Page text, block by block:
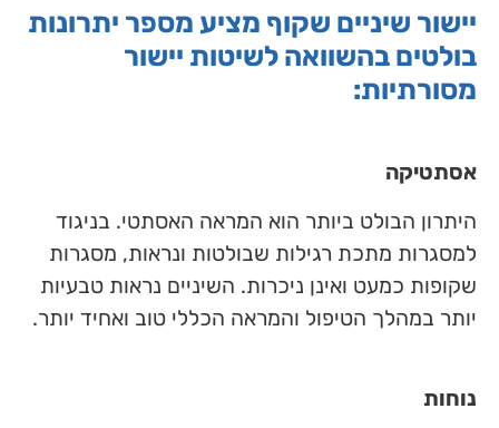
יישור שיניים שקוף מציע מספר יתרונות
בולטים בהשוואה לשיטות יישור
מסורתיות:
אסתטיקה
היתרון הבולט ביותר הוא המראה האסתטי. בניגוד
למסגרות מתכת רגילות שבולטות ונראות, מסגרות
שקופות כמעט ואינן ניכרות. השיניים נראות טבעיות
יותר במהלך הטיפול והמראה הכללי טוב ואחיד יותר.
נוחות